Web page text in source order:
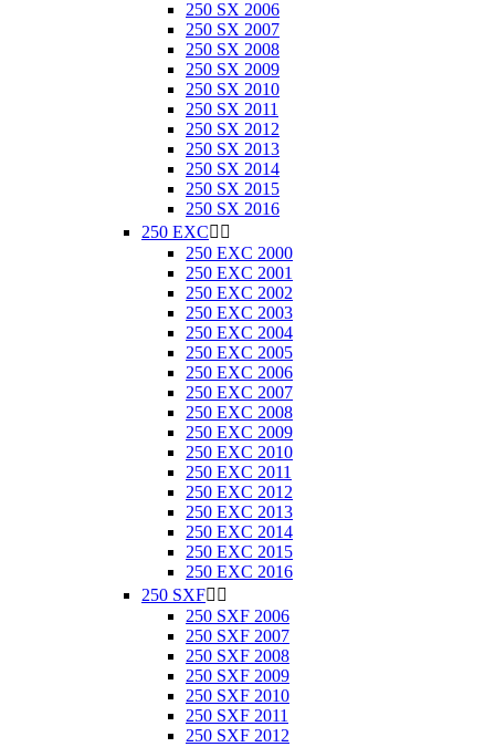
250 SX 2006
250 SX 2007
250 SX 2008
250 SX 2009
250 SX 2010
250 SX 2011
250 SX 2012
250 SX 2013
250 SX 2014
250 SX 2015
250 SX 2016
250 EXC 
250 EXC 2000
250 EXC 2001
250 EXC 2002
250 EXC 2003
250 EXC 2004
250 EXC 2005
250 EXC 2006
250 EXC 2007
250 EXC 2008
250 EXC 2009
250 EXC 2010
250 EXC 2011
250 EXC 2012
250 EXC 2013
250 EXC 2014
250 EXC 2015
250 EXC 2016
250 SXF 
250 SXF 2006
250 SXF 2007
250 SXF 2008
250 SXF 2009
250 SXF 2010
250 SXF 2011
250 SXF 2012